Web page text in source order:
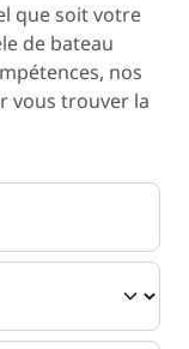
que soit votre
de bateau
nos
vous trouver la